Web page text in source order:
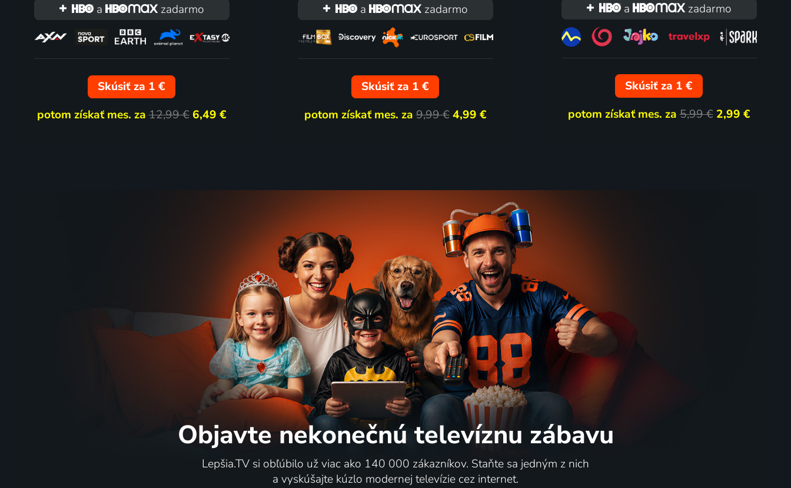
a
zadarmo
Skúsiť za 1 €
potom získať mes. za12,99 € 6,49 €
a
zadarmo
Skúsiť za 1 €
potom získať mes. za9,99 € 4,99 €
a zadarmo
Skúsiť za 1 €
potom získať mes. za5,99 € 2,99 €
Objavte nekonečnú televíznu zábavu
Lepšia.TV si obľúbilo už viac ako 140 000 zákazníkov. Staňte sa jedným z nich
a vyskúšajte kúzlo modernej televízie cez internet.